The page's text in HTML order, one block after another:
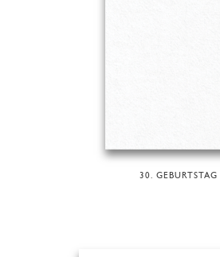
30. GEBURTSTAG